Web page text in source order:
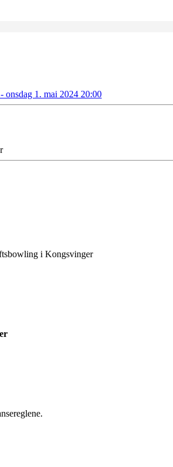
onsdag 1. mai 2024 20:00
i Kongsvinger